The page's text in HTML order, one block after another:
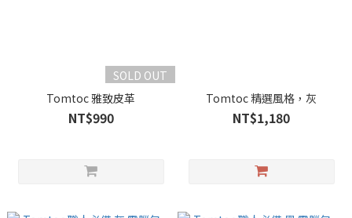
SOLD OUT
Tomtoc 雅致皮革
NT$990
Tomtoc 精選風格，灰
NT$1,180